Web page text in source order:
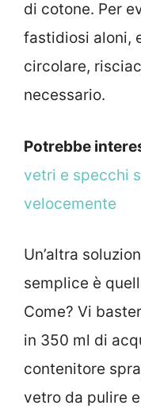
di cotone. Per
fastidiosi aloni,
circolare,
necessario.
Potrebbe
vetri e specchi
velocemente
Un’altra
semplice è
Come? Vi
in 350 ml di
contenitore
vetro da pulire